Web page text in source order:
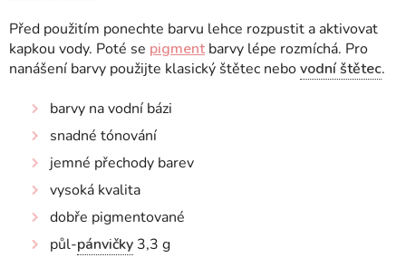
Před použitím ponechte barvu lehce rozpustit a aktivovat
kapkou vody. Poté se pigmentbarvy lépe rozmíchá. Pro
nanášení barvy použijte klasický štětec nebovodní štětec.
barvy na vodní bázi
snadné tónování
jemné přechody barev
vysoká kvalita
dobře pigmentované
půl-pánvičky 3,3 g